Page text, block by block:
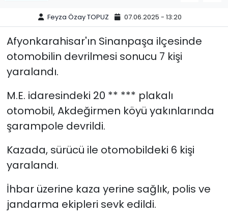
Feyza Özay TOPUZ 07.06.2025 - 13:20
Afyonkarahisar'ın Sinanpaşa ilçesinde
otomobilin devrilmesi sonucu 7 kişi
yaralandı.
M.E. idaresindeki 20 ** *** plakalı
otomobil, Akdeğirmen köyü yakınlarında
şarampole devrildi.
Kazada, sürücü ile otomobildeki 6 kişi
yaralandı.
İhbar üzerine kaza yerine sağlık, polis ve
jandarma ekipleri sevk edildi.